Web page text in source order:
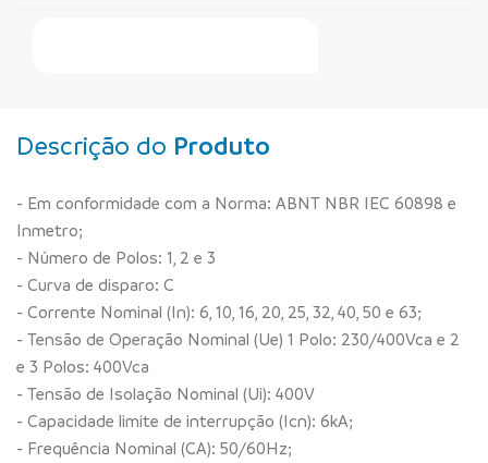
Descrição do Produto
- Em conformidade com a Norma: ABNT NBR IEC 60898 e
Inmetro;
- Número de Polos: 1, 2 e 3
- Curva de disparo: C
- Corrente Nominal (In): 6, 10, 16, 20, 25, 32, 40, 50 e 63;
- Tensão de Operação Nominal (Ue) 1 Polo: 230/400Vca e 2
e 3 Polos: 400Vca
- Tensão de Isolação Nominal (Ui): 400V
- Capacidade limite de interrupção (Icn): 6kA;
- Frequência Nominal (CA): 50/60Hz;